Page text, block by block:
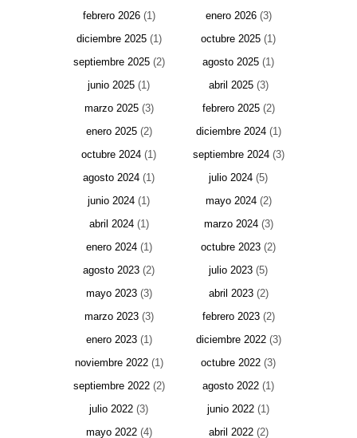
febrero 2026(1) enero 2026(3)
diciembre 2025(1) octubre 2025 (1)
septiembre 2025(2) agosto 2025 (1)
junio 2025 (1) abril 2025(3)
marzo 2025(3) febrero 2025(2)
enero 2025(2) diciembre 2024(1)
octubre 2024 (1) septiembre 2024(3)
agosto 2024 (1) julio 2024 (5)
junio 2024 (1) mayo 2024(2)
abril 2024(1) marzo 2024(3)
enero 2024(1) octubre 2023 (2)
agosto 2023 (2) julio 2023 (5)
mayo 2023(3) abril 2023(2)
marzo 2023(3) febrero 2023(2)
enero 2023(1) diciembre 2022(3)
noviembre 2022(1) octubre 2022 (3)
septiembre 2022(2) agosto 2022 (1)
julio 2022 (3) junio 2022 (1)
mayo 2022(4) abril 2022(2)